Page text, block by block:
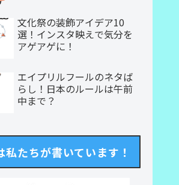
文化祭の装飾アイデア10
選！インスタ映えで気分を
アゲアゲに！
エイプリルフールのネタば
らし！日本のルールは午前
中まで？
私たちが書いています！